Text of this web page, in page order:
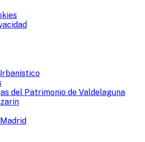
del Patrimonio de Valdelaguna